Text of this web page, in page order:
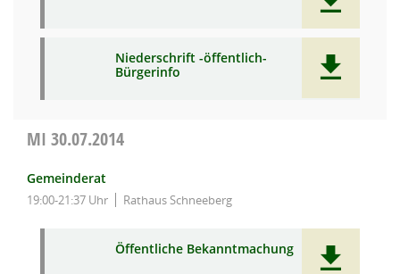
Niederschrift -öffentlich-
Bürgerinfo
MI 30.07.2014
Gemeinderat
19:00-21:37 Uhr Rathaus Schneeberg
Öffentliche Bekanntmachung